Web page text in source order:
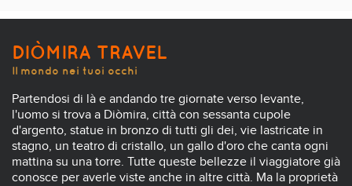
DIÒMIRA TRAVEL
Il mondo nei tuoi occhi
Partendosi di là e andando tre giornate verso levante,
l'uomo si trova a Diòmira, città con sessanta cupole
d'argento, statue in bronzo di tutti gli dei, vie lastricate in
stagno, un teatro di cristallo, un gallo d'oro che canta ogni
mattina su una torre. Tutte queste bellezze il viaggiatore già
conosce per averle viste anche in altre città. Ma la proprietà